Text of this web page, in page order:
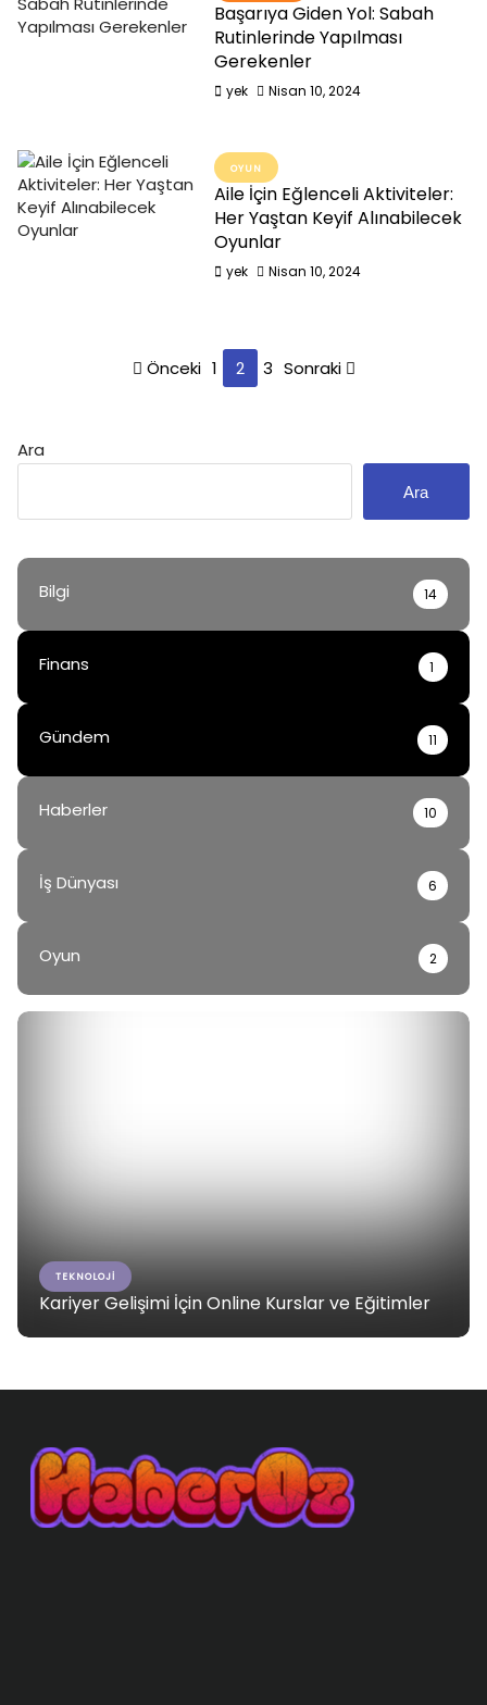
Başarıya Giden Yol: Sabah
Rutinlerinde Yapılması
Gerekenler
yek Nisan 10, 2024
OYUN
Aile İçin Eğlenceli Aktiviteler:
Her Yaştan Keyif Alınabilecek
Oyunlar
yek Nisan 10, 2024
Önceki 1 2 3 Sonraki
Ara
Ara
Bilgi 14
Finans 1
Gündem 11
Haberler 10
İş Dünyası 6
Oyun 2
TEKNOLOJI
Kariyer Gelişimi İçin Online Kurslar ve Eğitimler